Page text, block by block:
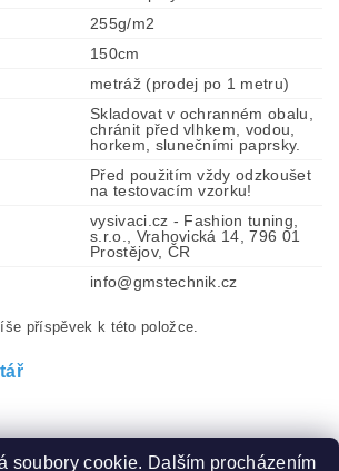
255g/m2
150cm
metráž (prodej po 1 metru)
Skladovat v ochranném obalu,
chránit před vlhkem, vodou,
horkem, slunečními paprsky.
Před použitím vždy odzkoušet
na testovacím vzorku!
vysivaci.cz - Fashion tuning,
s.r.o., Vrahovická 14, 796 01
Prostějov, ČR
info@gmstechnik.cz
příspěvek k této položce.
soubory cookie. Dalším procházením